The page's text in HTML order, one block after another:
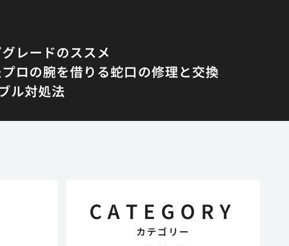
レードのススメ
プロの腕を借りる蛇口の修理と交換
ル対処法
CATEGORY
カテゴリー